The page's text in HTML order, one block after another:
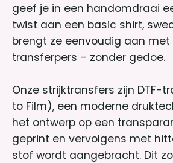
geef je in een handomdraai
twist aan een basic shirt,
brengt ze eenvoudig aan met
transferpers – zonder gedoe.
Onze strijktransfers zijn DTF-
to Film), een moderne
het ontwerp op een
geprint en vervolgens met
stof wordt aangebracht. Dit